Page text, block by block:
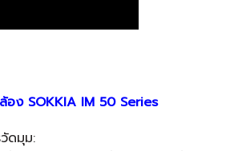
ง SOKKIA IM 50 Series
ดมุม: